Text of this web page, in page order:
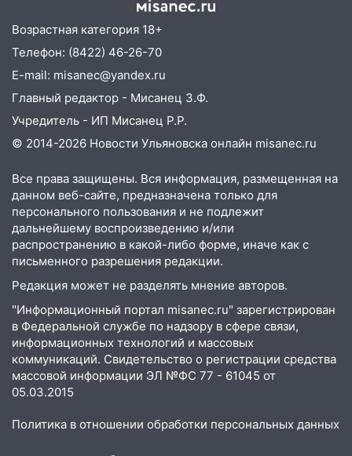
На Ульяновскую область
надвигается жара
14:08 Пешеход переходил по «зебре»:
подробности серьезной аварии на
Фруктовой
13:30 В Димитровграде на улице
Трудовой горело здание
Водитель без прав врезался в
припаркованный автомобиль
12:37 Переезжал «зебру» на
велосипеде и попал под колеса
12:18 Вспыхнул изнутри: в
Железнодорожном районе горела дача
11:33 В Засвияжье под колёса авто
попал мужчина
11:17 В Радищевском районе сгорели
хозяйственные постройки
11:00 В Канадее горел жилой дом
10:18
Губернатор Ульяновской области:
Возрастная категория 18+
Телефон: (8422) 46-26-70
E-mail: misanec@yandex.ru
Главный редактор - Мисанец З.Ф.
Учредитель - ИП Мисанец Р.Р.
© 2014-2026 Новости Ульяновска онлайн misanec.ru
Все права защищены. Вся информация, размещенная на
данном веб-сайте, предназначена только для
персонального пользования и не подлежит
дальнейшему воспроизведению и/или
распространению в какой-либо форме, иначе как с
письменного разрешения редакции.
Редакция может не разделять мнение авторов.
"Информационный портал misanec.ru" зарегистрирован
в Федеральной службе по надзору в сфере связи,
информационных технологий и массовых
коммуникаций. Свидетельство о регистрации средства
массовой информации ЭЛ №ФС 77 - 61045 от
05.03.2015
Политика в отношении обработки персональных данных